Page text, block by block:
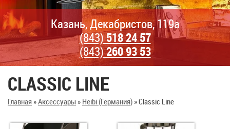
Казань, Декабристов, 119а
(843)518 24 57
(843)260 93 53
CLASSIC LINE
Главная»Аксессуары» Heibi (Германия)»Classic Line